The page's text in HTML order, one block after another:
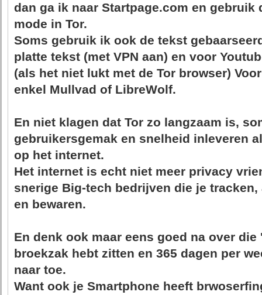
dan ga ik naar Startpage.com en
mode in Tor.
Soms gebruik ik ook de tekst
platte tekst (met VPN aan) en voor
(als het niet lukt met de Tor browser)
enkel Mullvad of LibreWolf.
En niet klagen dat Tor zo langzaam is,
gebruikersgemak en snelheid inleveren
op het internet.
Het internet is echt niet meer privacy
snerige Big-tech bedrijven die je
en bewaren.
En denk ook maar eens goed na over
broekzak hebt zitten en 365 dagen per
naar toe.
Want ook je Smartphone heeft